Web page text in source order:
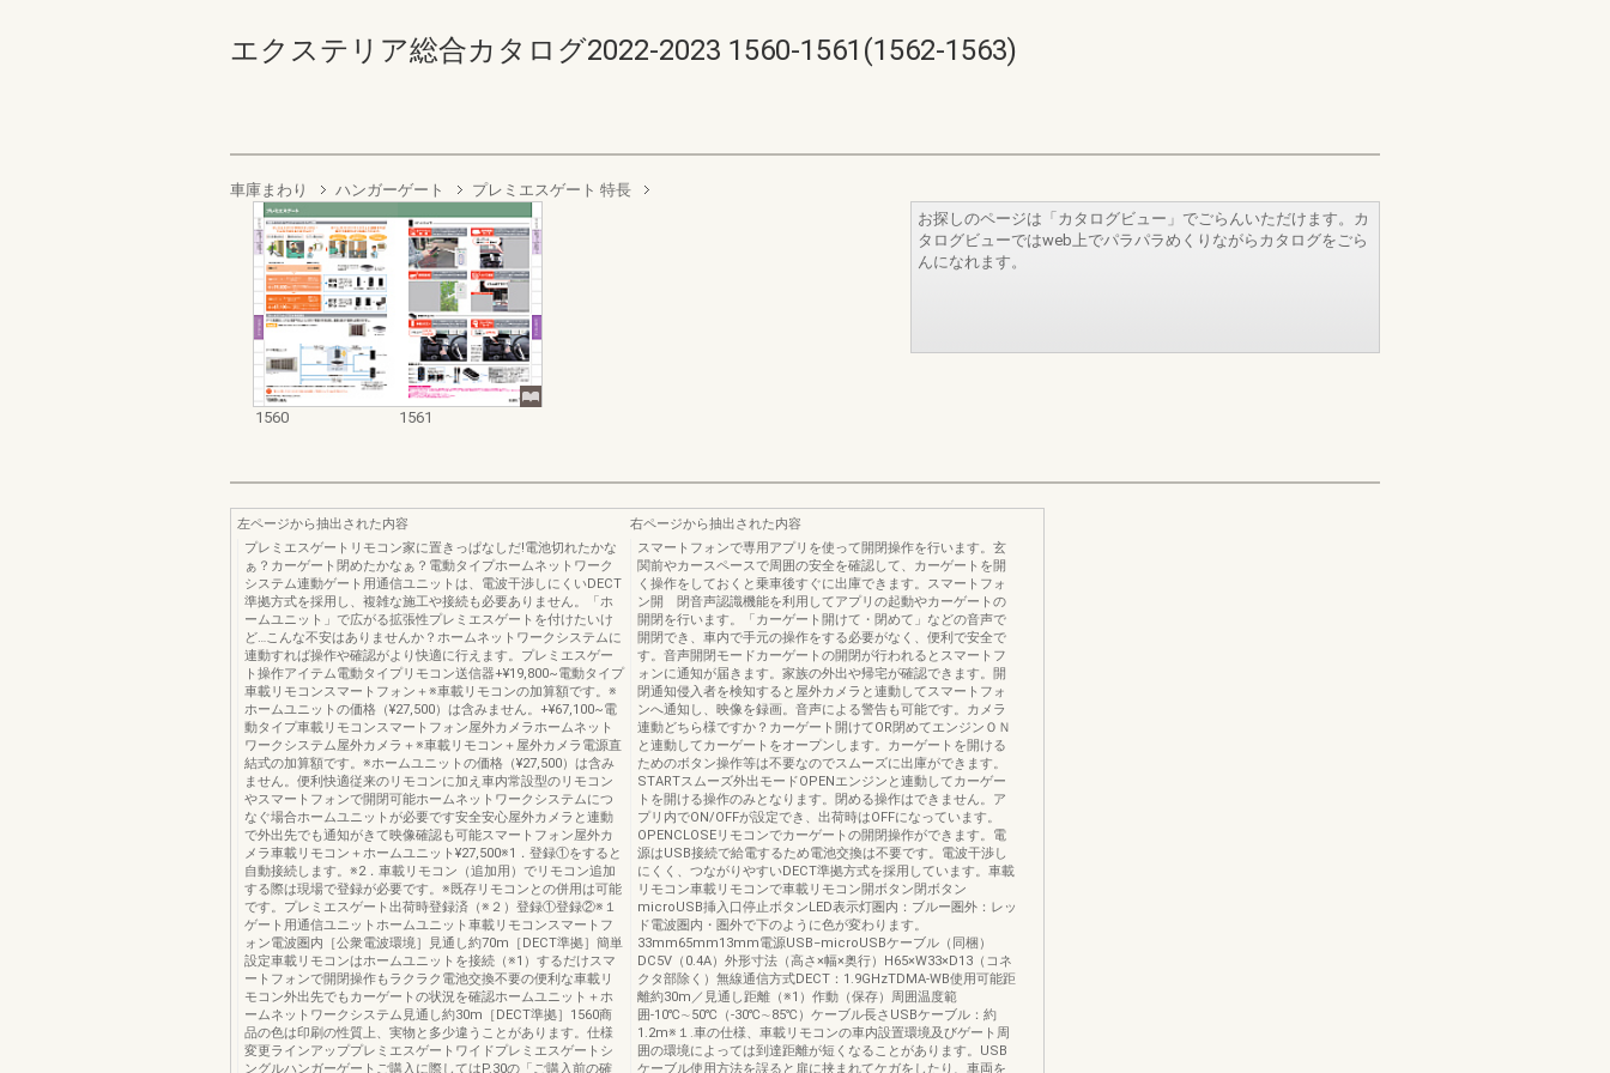
エクステリア総合カタログ2022-2023 1560-1561(1562-1563)
車庫まわり ハンガーゲート プレミエスゲート 特長
1560 1561
お探しのページは「カタログビュー」でごらんいただけます。カ
タログビューではweb上でパラパラめくりながらカタログをごら
んになれます。
左ページから抽出された内容
プレミエスゲートリモコン家に置きっぱなしだ!電池切れたかな
ぁ？カーゲート閉めたかなぁ？電動タイプホームネットワーク
システム連動ゲート用通信ユニットは、電波干渉しにくいDECT
準拠方式を採用し、複雑な施工や接続も必要ありません。「ホ
ームユニット」で広がる拡張性プレミエスゲートを付けたいけ
ど…こんな不安はありませんか？ホームネットワークシステムに
連動すれば操作や確認がより快適に行えます。プレミエスゲー
ト操作アイテム電動タイプリモコン送信器+¥19,800~電動タイプ
車載リモコンスマートフォン＋※車載リモコンの加算額です。※
ホームユニットの価格（¥27,500）は含みません。+¥67,100~電
動タイプ車載リモコンスマートフォン屋外カメラホームネット
ワークシステム屋外カメラ＋※車載リモコン＋屋外カメラ電源直
結式の加算額です。※ホームユニットの価格（¥27,500）は含み
ません。便利快適従来のリモコンに加え車内常設型のリモコン
やスマートフォンで開閉可能ホームネットワークシステムにつ
なぐ場合ホームユニットが必要です安全安心屋外カメラと連動
で外出先でも通知がきて映像確認も可能スマートフォン屋外カ
メラ車載リモコン＋ホームユニット¥27,500※1．登録①をすると
自動接続します。※2．車載リモコン（追加用）でリモコン追加
する際は現場で登録が必要です。※既存リモコンとの併用は可能
です。プレミエスゲート出荷時登録済（※２）登録①登録②※１
ゲート用通信ユニットホームユニット車載リモコンスマートフ
ォン電波圏内［公衆電波環境］見通し約70m［DECT準拠］簡単
設定車載リモコンはホームユニットを接続（※1）するだけスマ
ートフォンで開閉操作もラクラク電池交換不要の便利な車載リ
モコン外出先でもカーゲートの状況を確認ホームユニット＋ホ
ームネットワークシステム見通し約30m［DECT準拠］1560商
品の色は印刷の性質上、実物と多少違うことがあります。仕様
変更ラインアッププレミエスゲートワイドプレミエスゲートシ
ングルハンガーゲートご購入に際してはP.30の「ご購入前の確
右ページから抽出された内容
スマートフォンで専用アプリを使って開閉操作を行います。玄
関前やカースペースで周囲の安全を確認して、カーゲートを開
く操作をしておくと乗車後すぐに出庫できます。スマートフォ
ン開 閉音声認識機能を利用してアプリの起動やカーゲートの
開閉を行います。「カーゲート開けて・閉めて」などの音声で
開閉でき、車内で手元の操作をする必要がなく、便利で安全で
す。音声開閉モードカーゲートの開閉が行われるとスマートフ
ォンに通知が届きます。家族の外出や帰宅が確認できます。開
閉通知侵入者を検知すると屋外カメラと連動してスマートフォ
ンへ通知し、映像を録画。音声による警告も可能です。カメラ
連動どちら様ですか？カーゲート開けてOR閉めてエンジンＯＮ
と連動してカーゲートをオープンします。カーゲートを開ける
ためのボタン操作等は不要なのでスムーズに出庫ができます。
STARTスムーズ外出モードOPENエンジンと連動してカーゲー
トを開ける操作のみとなります。閉める操作はできません。ア
プリ内でON/OFFが設定でき、出荷時はOFFになっています。
OPENCLOSEリモコンでカーゲートの開閉操作ができます。電
源はUSB接続で給電するため電池交換は不要です。電波干渉し
にくく、つながりやすいDECT準拠方式を採用しています。車載
リモコン車載リモコンで車載リモコン開ボタン閉ボタン
microUSB挿入口停止ボタンLED表示灯圏内：ブルー圏外：レッ
ド電波圏内・圏外で下のように色が変わります。
33mm65mm13mm電源USB−microUSBケーブル（同梱）
DC5V（0.4A）外形寸法（高さ×幅×奥行）H65×W33×D13（コネ
クタ部除く）無線通信方式DECT：1.9GHzTDMA-WB使用可能距
離約30m／見通し距離（※1）作動（保存）周囲温度範
囲-10℃∼50℃（-30℃∼85℃）ケーブル長さUSBケーブル：約
1.2m※１.車の仕様、車載リモコンの車内設置環境及びゲート周
囲の環境によっては到達距離が短くなることがあります。USB
ケーブル使用方法を誤ると扉に挟まれてケガをしたり、車両を